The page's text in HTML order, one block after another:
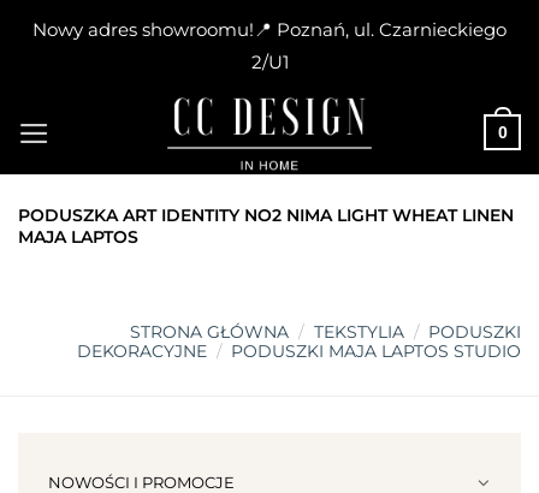
Nowy adres showroomu!📍 Poznań, ul. Czarnieckiego
2/U1
content
0
PODUSZKA ART IDENTITY NO2 NIMA LIGHT WHEAT LINEN
MAJA LAPTOS
STRONA GŁÓWNA / TEKSTYLIA / PODUSZKI
DEKORACYJNE / PODUSZKI MAJA LAPTOS STUDIO
NOWOŚCI I PROMOCJE